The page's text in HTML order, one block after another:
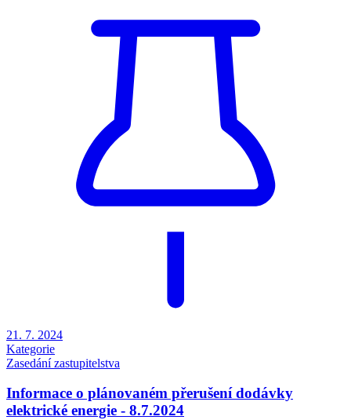
21. 7. 2024
Kategorie
Zasedání zastupitelstva
Informace o plánovaném přerušení dodávky
elektrické energie - 8.7.2024